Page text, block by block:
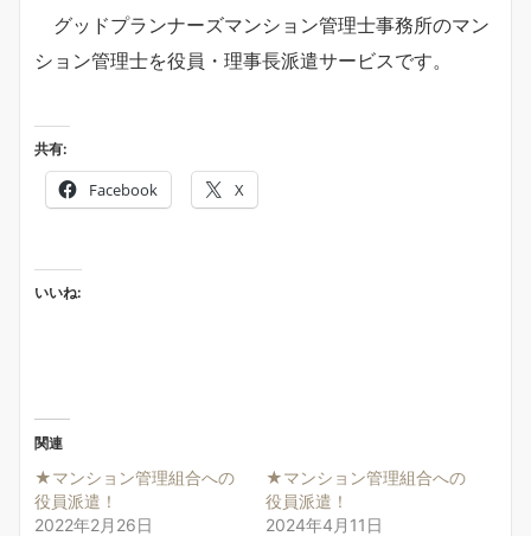
グッドプランナーズマンション管理士事務所のマン
ション管理士を役員・理事長派遣サービスです。
共有:
Facebook X
いいね:
関連
★マンション管理組合への
役員派遣！
2022年2月26日
★マンション管理組合への
役員派遣！
2024年4月11日